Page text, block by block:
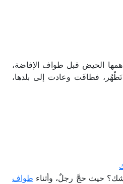
الحيض قبل طواف الإفاضة،
فطافَت وعادت إلى بلدها،
حيث حجَّ رجلٌ، وأثناء طواف